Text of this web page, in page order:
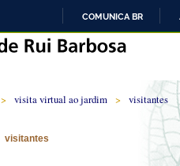
COMUNICA BR
> visita virtual ao jardim > visitantes
visitantes